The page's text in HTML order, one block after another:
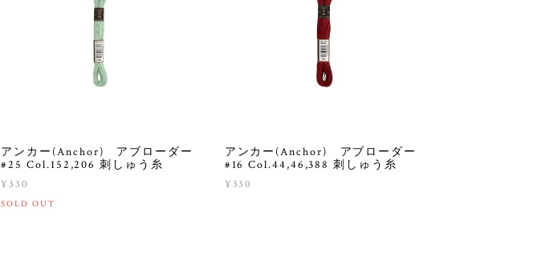
アンカー(Anchor) アブローダー
#25 Col.152,206 刺しゅう糸
¥330
SOLD OUT
アンカー(Anchor) アブローダー
#16 Col.44,46,388 刺しゅう糸
¥330